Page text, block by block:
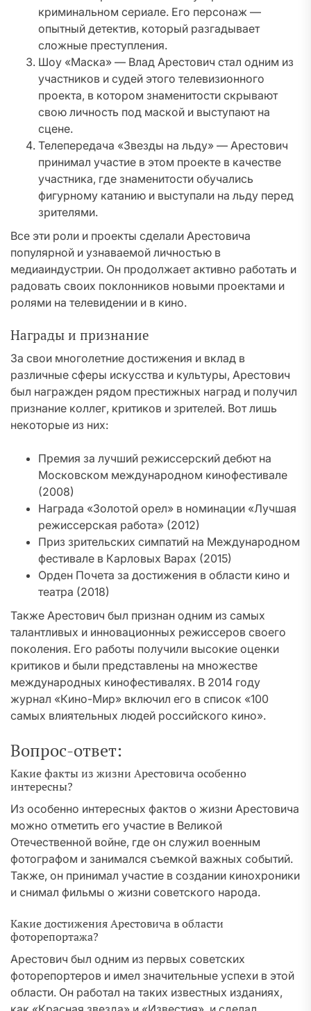
криминальном сериале. Его персонаж —
опытный детектив, который разгадывает
сложные преступления.
Шоу «Маска» — Влад Арестович стал одним из
участников и судей этого телевизионного
проекта, в котором знаменитости скрывают
свою личность под маской и выступают на
сцене.
Телепередача «Звезды на льду» — Арестович
принимал участие в этом проекте в качестве
участника, где знаменитости обучались
фигурному катанию и выступали на льду перед
зрителями.
Все эти роли и проекты сделали Арестовича
популярной и узнаваемой личностью в
медиаиндустрии. Он продолжает активно работать и
радовать своих поклонников новыми проектами и
ролями на телевидении и в кино.
Награды и признание
За свои многолетние достижения и вклад в
различные сферы искусства и культуры, Арестович
был награжден рядом престижных наград и получил
признание коллег, критиков и зрителей. Вот лишь
некоторые из них:
Премия за лучший режиссерский дебют на
Московском международном кинофестивале
(2008)
Награда «Золотой орел» в номинации «Лучшая
режиссерская работа» (2012)
Приз зрительских симпатий на Международном
фестивале в Карловых Варах (2015)
Орден Почета за достижения в области кино и
театра (2018)
Также Арестович был признан одним из самых
талантливых и инновационных режиссеров своего
поколения. Его работы получили высокие оценки
критиков и были представлены на множестве
международных кинофестивалях. В 2014 году
журнал «Кино-Мир» включил его в список «100
самых влиятельных людей российского кино».
Вопрос-ответ:
Какие факты из жизни Арестовича особенно
интересны?
Из особенно интересных фактов о жизни Арестовича
можно отметить его участие в Великой
Отечественной войне, где он служил военным
фотографом и занимался съемкой важных событий.
Также, он принимал участие в создании кинохроники
и снимал фильмы о жизни советского народа.
Какие достижения Арестовича в области
фоторепортажа?
Арестович был одним из первых советских
фоторепортеров и имел значительные успехи в этой
области. Он работал на таких известных изданиях,